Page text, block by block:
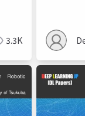
3.3K